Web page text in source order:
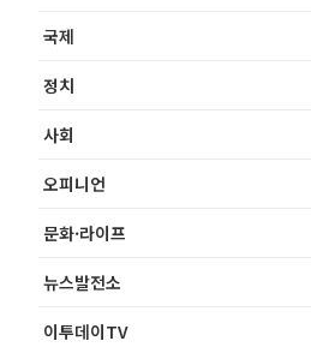
국제
정치
사회
오피니언
문화·라이프
뉴스발전소
이투데이TV